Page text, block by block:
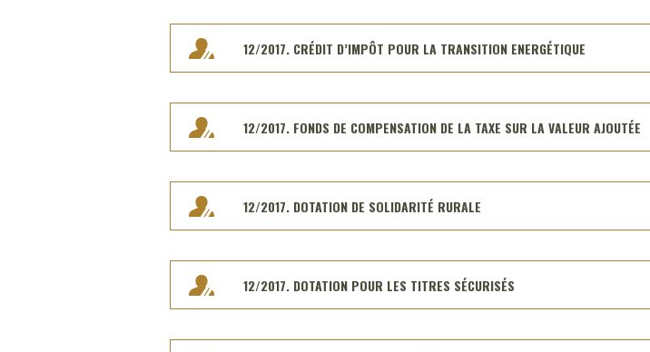
12/2017. CRÉDIT D’IMPÔT POUR LA TRANSITION ENERGÉTIQUE
12/2017. FONDS DE COMPENSATION DE LA TAXE SUR LA VALEUR AJOUTÉE
12/2017. DOTATION DE SOLIDARITÉ RURALE
12/2017. DOTATION POUR LES TITRES SÉCURISÉS